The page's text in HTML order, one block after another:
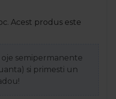
Acest produs este
semipermanente
si primesti un